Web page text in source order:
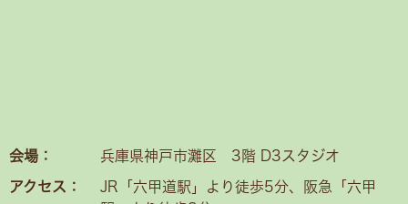
会場： 兵庫県神戸市灘区 3階 D3スタジオ
アクセス：
JR「六甲道駅」より徒歩5分、阪急「六甲